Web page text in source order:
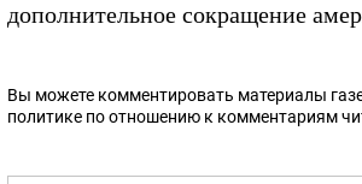
дополнительное сокращение
Вы можете комментировать материалы
политике по отношению к комментариям